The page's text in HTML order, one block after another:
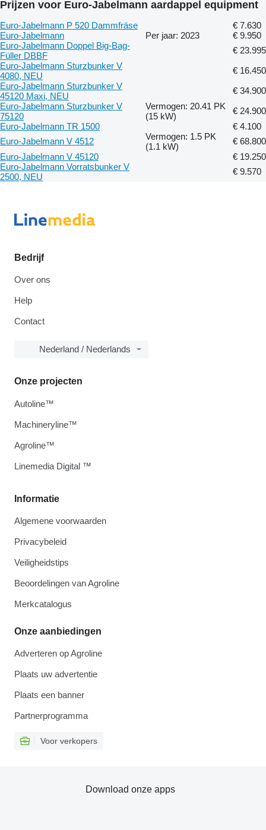
Prijzen voor Euro-Jabelmann aardappel equipment
Euro-Jabelmann P 520 Dammfräse
€ 7.630
Euro-Jabelmann
Per jaar: 2023
€ 9.950
Euro-Jabelmann Doppel Big-Bag-
Füller DBBF
€ 23.995
Euro-Jabelmann Sturzbunker V
4080, NEU
€ 16.450
Euro-Jabelmann Sturzbunker V
45120 Maxi, NEU
€ 34.900
Euro-Jabelmann Sturzbunker V
75120
Vermogen: 20.41 PK
(15 kW)
€ 24.900
Euro-Jabelmann TR 1500
€ 4.100
Euro-Jabelmann V 4512
Vermogen: 1.5 PK
(1.1 kW)
€ 68.800
Euro-Jabelmann V 45120
€ 19.250
Euro-Jabelmann Vorratsbunker V
2500, NEU
€ 9.570
Bedrijf
Over ons
Help
Contact
Nederland / Nederlands
Informatie
Algemene voorwaarden
Privacybeleid
Veiligheidstips
Beoordelingen van Agroline
Merkcatalogus
Onze aanbiedingen
Adverteren op Agroline
Plaats uw advertentie
Plaats een banner
Partnerprogramma
Voor verkopers
Onze projecten
Autoline™
Machineryline™
Agroline™
Linemedia Digital ™
Download onze apps